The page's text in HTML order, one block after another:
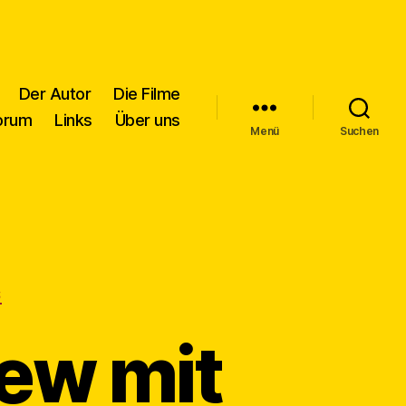
Der Autor
Die Filme
Links Über uns
Menü Suchen
mit